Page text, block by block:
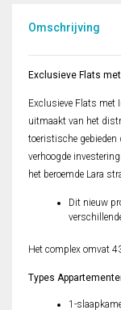
Omschrijving
Exclusieve Flats
Exclusieve Flats met
uitmaakt van het
toeristische gebieden
verhoogde
het beroemde Lara
Dit nieuw
Het complex omvat
Types
1-